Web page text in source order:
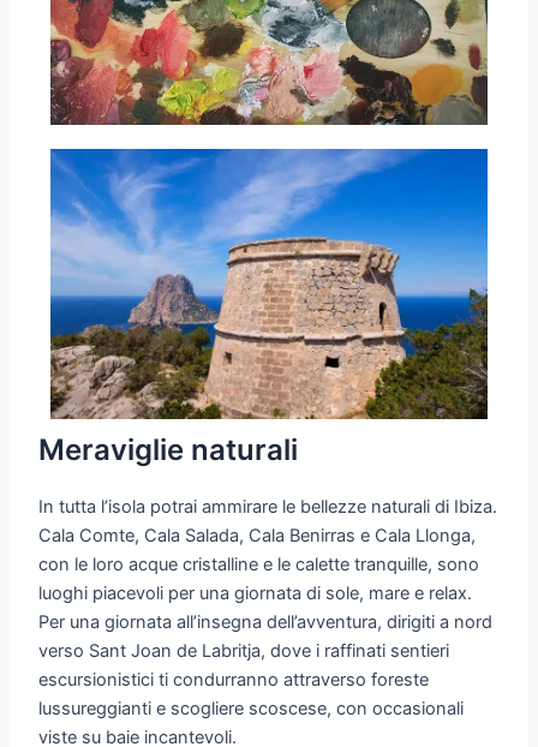
Meraviglie naturali
In tutta l’isola potrai ammirare le bellezze naturali di Ibiza.
Cala Comte, Cala Salada, Cala Benirras e Cala Llonga,
con le loro acque cristalline e le calette tranquille, sono
luoghi piacevoli per una giornata di sole, mare e relax.
Per una giornata all’insegna dell’avventura, dirigiti a nord
verso Sant Joan de Labritja, dove i raffinati sentieri
escursionistici ti condurranno attraverso foreste
lussureggianti e scogliere scoscese, con occasionali
viste su baie incantevoli.